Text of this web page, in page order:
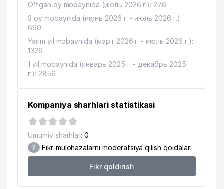
O'tgan oy mobaynida (июль 2026 г.): 276
3 oy mobaynida (июнь 2026 г. - июль 2026 г.):
690
Yarim yil mobaynida (март 2026 г. - июль 2026 г.):
1326
1 yil mobaynida (январь 2025 г. - декабрь 2025
г.): 2856
Kompaniya sharhlari statistikasi
Umumiy sharhlar: 0
? Fikr-mulohazalarni moderatsiya qilish qoidalari
Fikr qoldirish